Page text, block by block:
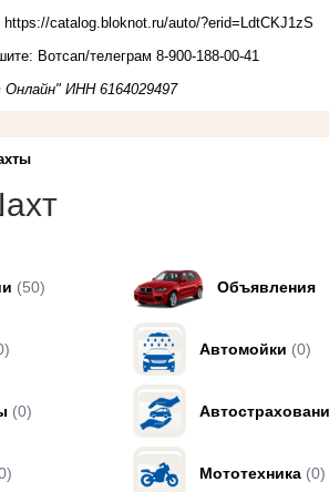
https://catalog.bloknot.ru/auto/?erid=LdtCKJ1zS
Вотсап/телеграм 8-900-188-00-41
ИНН 6164029497
(50) Объявления
Автомойки (0)
(0)
Мототехника (0)